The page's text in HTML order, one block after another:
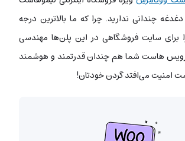
دغدغه‌ چندانی ندارید. چرا که ما بالاترین درجه‌
برای سایت فروشگاهی در این پلن‌ها مهندسی
سرویس هاست شما هم چندان قدرتمند و هوشمند
امنیت می‌افتد گردن خودتان!